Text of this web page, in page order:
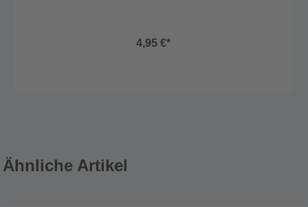
4,95 €*
Ähnliche Artikel